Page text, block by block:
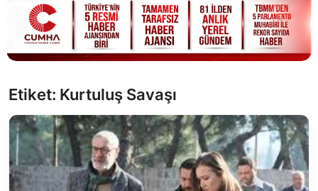
Cumhurbaşkanlığı
Bakanlıklar
Siyasi Partiler
Yerel Yönetimler
Mülki İdare
Etiket: Kurtuluş Savaşı